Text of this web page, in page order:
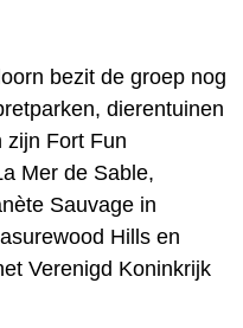
bezit de groep nog
dierentuinen
zijn Fort Fun
Mer de Sable,
Sauvage in
Hills en
Verenigd Koninkrijk